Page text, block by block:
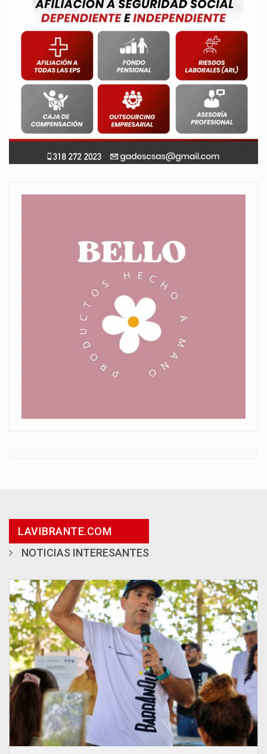
LAVIBRANTE.COM
NOTICIAS INTERESANTES